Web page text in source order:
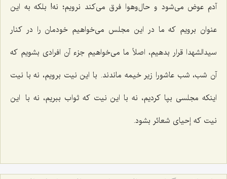
آدم عوض می‌شود و حال‌وهوا فرق می‌کند نرویم؛ نه! بلکه به این
عنوان برویم که ما در این مجلس می‌خواهیم خودمان را در کنار
سیدالشهدا قرار بدهیم، اصلاً ما می‌خواهیم جزء آن افرادی بشویم که
آن شب، شب عاشورا زیر خیمه ماندند. با این نیت برویم، نه با نیت
اینکه مجلسی بپا کردیم، نه با این نیت که ثواب ببریم، نه با این
نیت که إحیای شعائر بشود.